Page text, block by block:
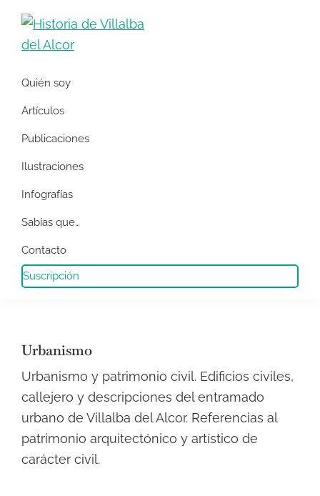
Saltar
Saltar
contenido
de
Villalba
del
Alcor
de
historia
social
de
Alcor
Quién soy
Artículos
Publicaciones
Ilustraciones
Infografías
Sabías que…
Contacto
Suscripción
Urbanismo
Urbanismo y patrimonio civil. Edificios civiles,
callejero y descripciones del entramado
urbano de Villalba del Alcor. Referencias al
patrimonio arquitectónico y artístico de
carácter civil.